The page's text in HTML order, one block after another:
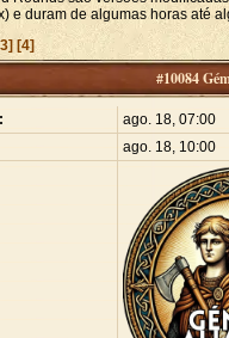
e duram de algumas horas até
[4]
#10084
ago. 18, 07:00
ago. 18, 10:00